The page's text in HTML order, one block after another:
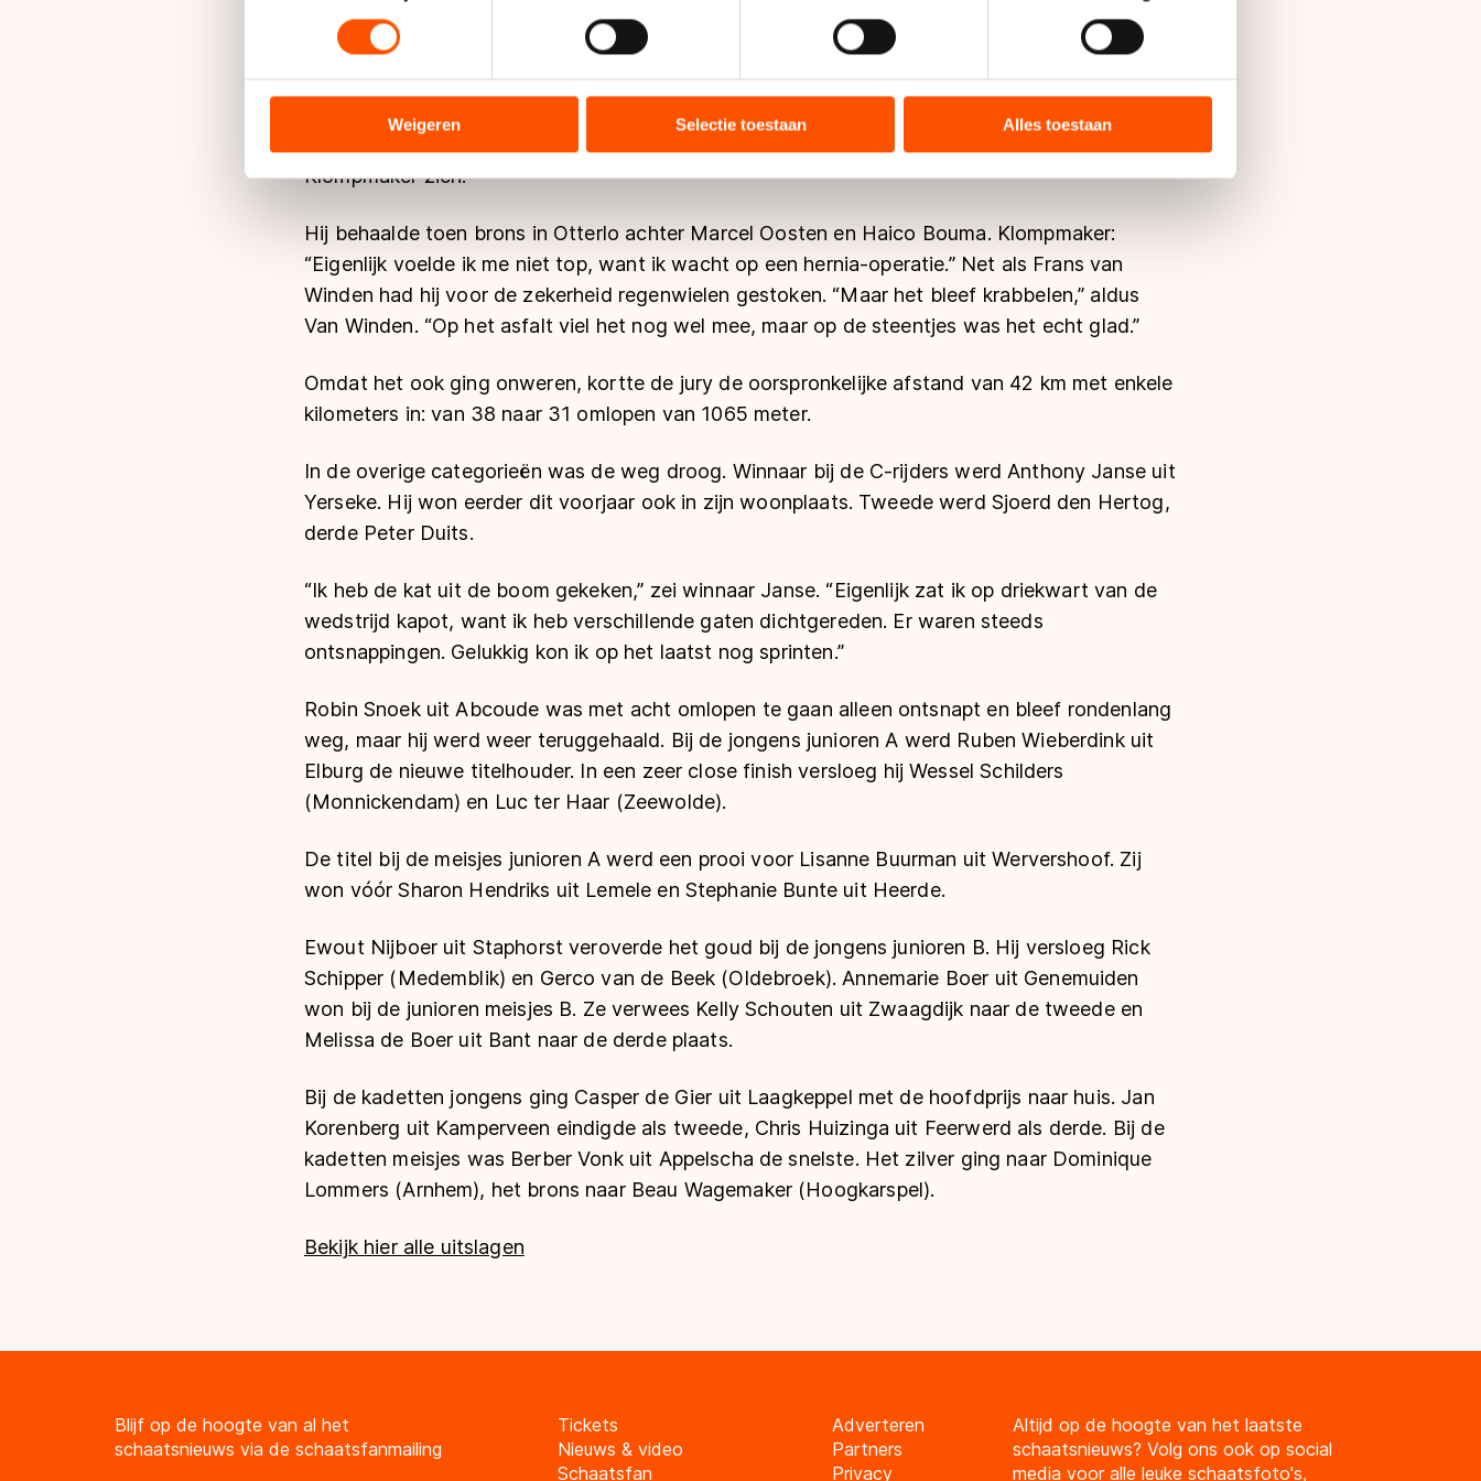
toestemming op elk moment wijzigen of intrekken in de Cookieverklaring.
analyseren. We delen informatie over uw gebruik van onze site met onze partners voor social media, advertenties en
analyse. Zij kunnen deze combineren met andere gegevens die u aan hen heeft verstrekt of die zij hebben verzameld via
hun services. Sommige partners kunnen gegevens doorgeven aan landen buiten de EU, zoals de VS, waar mogelijk geen
adequaat beschermingsniveau geldt volgens de GDPR. Door op ‘Toestaan’ te klikken, stemt u in met deze overdracht.
Weigeren Selectie toestaan Alles toestaan
Op de natte weg maakten Van Winden, Klompmaker en Bakker zich los van de rest.
“Bij de masters zijn er minder jongens die dit kunnen, in de regen,” zei André Klompmaker, die
zich als A-rijder ook al thuisvoelde op glad wegdek. “Hij demarreerde gelijk toen het begon te
regenen,” aldus Frans van Winden.“In 1996 was ik hier derde bij de A-rijders,” herinnerde
Klompmaker zich.
Hij behaalde toen brons in Otterlo achter Marcel Oosten en Haico Bouma. Klompmaker:
“Eigenlijk voelde ik me niet top, want ik wacht op een hernia-operatie.” Net als Frans van
Winden had hij voor de zekerheid regenwielen gestoken. “Maar het bleef krabbelen,” aldus
Van Winden. “Op het asfalt viel het nog wel mee, maar op de steentjes was het echt glad.”
Omdat het ook ging onweren, kortte de jury de oorspronkelijke afstand van 42 km met enkele
kilometers in: van 38 naar 31 omlopen van 1065 meter.
In de overige categorieën was de weg droog. Winnaar bij de C-rijders werd Anthony Janse uit
Yerseke. Hij won eerder dit voorjaar ook in zijn woonplaats. Tweede werd Sjoerd den Hertog,
derde Peter Duits.
“Ik heb de kat uit de boom gekeken,” zei winnaar Janse. “Eigenlijk zat ik op driekwart van de
wedstrijd kapot, want ik heb verschillende gaten dichtgereden. Er waren steeds
ontsnappingen. Gelukkig kon ik op het laatst nog sprinten.”
Robin Snoek uit Abcoude was met acht omlopen te gaan alleen ontsnapt en bleef rondenlang
weg, maar hij werd weer teruggehaald. Bij de jongens junioren A werd Ruben Wieberdink uit
Elburg de nieuwe titelhouder. In een zeer close finish versloeg hij Wessel Schilders
(Monnickendam) en Luc ter Haar (Zeewolde).
De titel bij de meisjes junioren A werd een prooi voor Lisanne Buurman uit Wervershoof. Zij
won vóór Sharon Hendriks uit Lemele en Stephanie Bunte uit Heerde.
Ewout Nijboer uit Staphorst veroverde het goud bij de jongens junioren B. Hij versloeg Rick
Schipper (Medemblik) en Gerco van de Beek (Oldebroek). Annemarie Boer uit Genemuiden
won bij de junioren meisjes B. Ze verwees Kelly Schouten uit Zwaagdijk naar de tweede en
Melissa de Boer uit Bant naar de derde plaats.
Bij de kadetten jongens ging Casper de Gier uit Laagkeppel met de hoofdprijs naar huis. Jan
Korenberg uit Kamperveen eindigde als tweede, Chris Huizinga uit Feerwerd als derde. Bij de
kadetten meisjes was Berber Vonk uit Appelscha de snelste. Het zilver ging naar Dominique
Lommers (Arnhem), het brons naar Beau Wagemaker (Hoogkarspel).
Bekijk hier alle uitslagen
Blijf op de hoogte van al het
schaatsnieuws via de schaatsfanmailing
Tickets
Nieuws & video
Schaatsfan
Adverteren
Partners
Privacy
Altijd op de hoogte van het laatste
schaatsnieuws? Volg ons ook op social
media voor alle leuke schaatsfoto's,